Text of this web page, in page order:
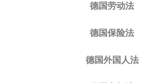
德国劳动法
德国保险法
德国外国人法